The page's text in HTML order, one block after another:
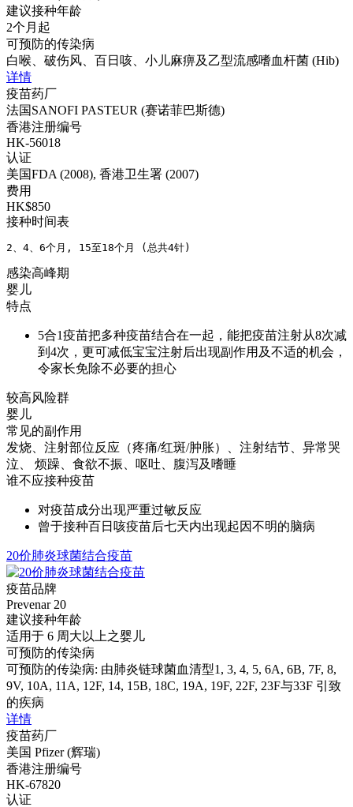
建议接种年龄
2个月起
可预防的传染病
白喉、破伤风、百日咳、小儿麻痹及乙型流感嗜血杆菌 (Hib)
详情
疫苗药厂
法国SANOFI PASTEUR (赛诺菲巴斯德)
香港注册编号
HK-56018
认证
美国FDA (2008), 香港卫生署 (2007)
费用
HK$850
接种时间表
2、4、6个月, 15至18个月 (总共4针)
感染高峰期
婴儿
特点
5合1疫苗把多种疫苗结合在一起，能把疫苗注射从8次减
到4次，更可减低宝宝注射后出现副作用及不适的机会，
令家长免除不必要的担心
较高风险群
婴儿
常见的副作用
发烧、注射部位反应（疼痛/红斑/肿胀）、注射结节、异常哭
泣、 烦躁、食欲不振、呕吐、腹泻及嗜睡
谁不应接种疫苗
对疫苗成分出现严重过敏反应
曾于接种百日咳疫苗后七天内出现起因不明的脑病
20价肺炎球菌结合疫苗
疫苗品牌
Prevenar 20
建议接种年龄
适用于 6 周大以上之婴儿
可预防的传染病
可预防的传染病: 由肺炎链球菌血清型1, 3, 4, 5, 6A, 6B, 7F, 8,
9V, 10A, 11A, 12F, 14, 15B, 18C, 19A, 19F, 22F, 23F与33F 引致
的疾病
详情
疫苗药厂
美国 Pfizer (辉瑞)
香港注册编号
HK-67820
认证